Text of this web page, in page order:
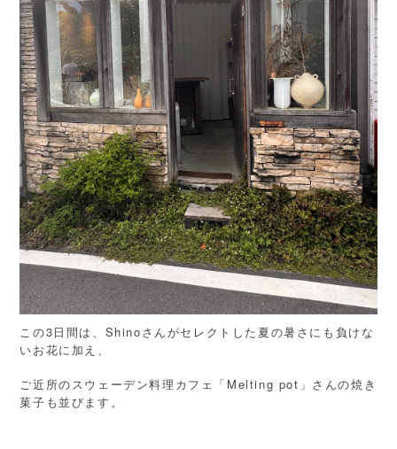
この3日間は、Shinoさんがセレクトした夏の暑さにも負けな
いお花に加え、
ご近所のスウェーデン料理カフェ「Melting pot」さんの焼き
菓子も並びます。